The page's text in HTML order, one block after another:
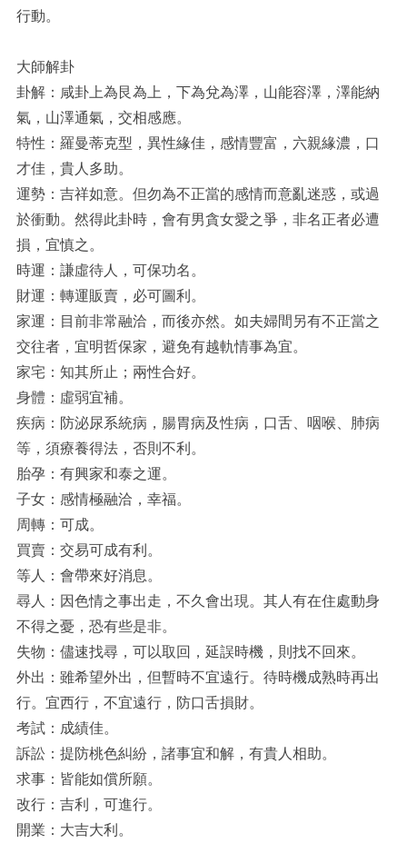
行動。
大師解卦
卦解：咸卦上為艮為上，下為兌為澤，山能容澤，澤能納
氣，山澤通氣，交相感應。
特性：羅曼蒂克型，異性緣佳，感情豐富，六親緣濃，口
才佳，貴人多助。
運勢：吉祥如意。但勿為不正當的感情而意亂迷惑，或過
於衝動。然得此卦時，會有男貪女愛之爭，非名正者必遭
損，宜慎之。
時運：謙虛待人，可保功名。
財運：轉運販賣，必可圖利。
家運：目前非常融洽，而後亦然。如夫婦間另有不正當之
交往者，宜明哲保家，避免有越軌情事為宜。
家宅：知其所止；兩性合好。
身體：虛弱宜補。
疾病：防泌尿系統病，腸胃病及性病，口舌、咽喉、肺病
等，須療養得法，否則不利。
胎孕：有興家和泰之運。
子女：感情極融洽，幸福。
周轉：可成。
買賣：交易可成有利。
等人：會帶來好消息。
尋人：因色情之事出走，不久會出現。其人有在住處動身
不得之憂，恐有些是非。
失物：儘速找尋，可以取回，延誤時機，則找不回來。
外出：雖希望外出，但暫時不宜遠行。待時機成熟時再出
行。宜西行，不宜遠行，防口舌損財。
考試：成績佳。
訴訟：提防桃色糾紛，諸事宜和解，有貴人相助。
求事：皆能如償所願。
改行：吉利，可進行。
開業：大吉大利。